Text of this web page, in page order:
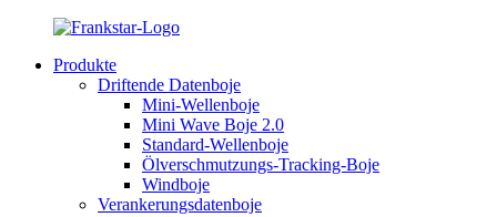
Produkte
Driftende Datenboje
Mini-Wellenboje
Mini Wave Boje 2.0
Standard-Wellenboje
Ölverschmutzungs-Tracking-Boje
Windboje
Verankerungsdatenboje